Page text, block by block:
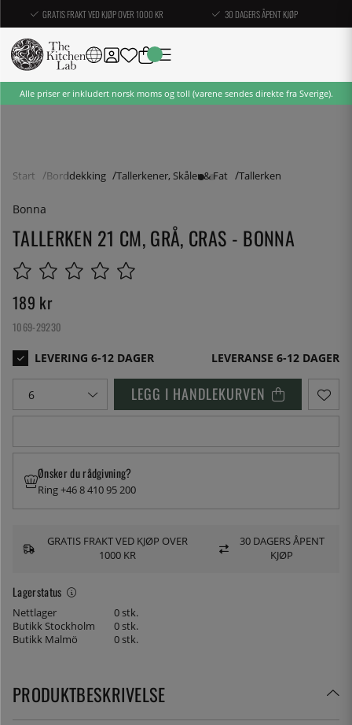
GRATIS FRAKT VED KJØP OVER 1000 KR 30 DAGERS ÅPENT KJØP
Alle priser er inkludert norsk moms og toll (varene sendes direkte fra Sverige).
Start Borddekking Tallerkener, Skåler & Fat Tallerken
Bonna
TALLERKEN 21 CM, GRÅ, CRAS - BONNA
189 kr
1069-29230
LEVERANSE 6-12 DAGER
LEGG I HANDLEKURVEN
Lagerstatus
Nettlager
0 stk.
Butikk Stockholm
0 stk.
Butikk Malmö
0 stk.
Ønsker du rådgivning?
Ring +46 8 410 95 200
GRATIS FRAKT VED KJØP OVER
1000 KR
30 DAGERS ÅPENT
KJØP
PRODUKTBESKRIVELSE